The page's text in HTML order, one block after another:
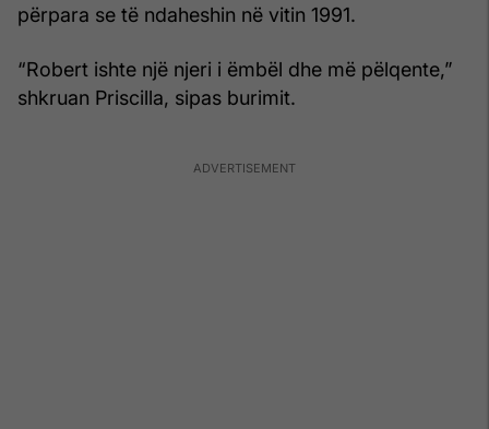
përpara se të ndaheshin në vitin 1991.
“Robert ishte një njeri i ëmbël dhe më pëlqente,”
shkruan Priscilla, sipas burimit.